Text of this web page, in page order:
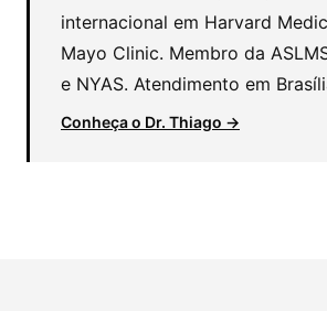
internacional em Harvard
Mayo Clinic. Membro da
e NYAS. Atendimento em
Conheça o Dr. Thiago →